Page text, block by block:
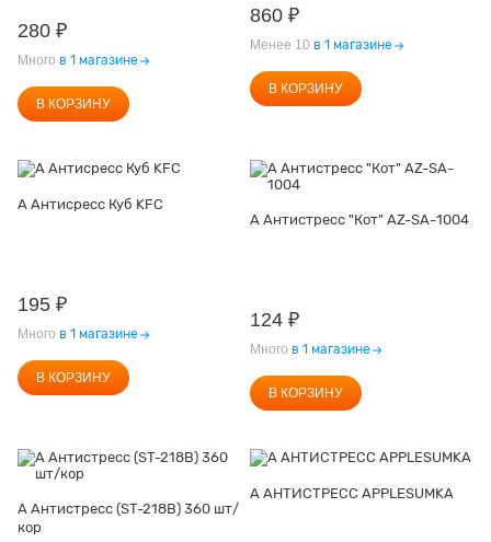
280 ₽
Много в 1 магазине
В КОРЗИНУ
860 ₽
Менее 10 в 1 магазине
В КОРЗИНУ
А Антисресс Куб KFC
195 ₽
Много в 1 магазине
В КОРЗИНУ
А Антистресс "Кот" AZ-SA-1004
124 ₽
Много в 1 магазине
В КОРЗИНУ
А Антистресс (ST-218B) 360 шт/
кор
А АНТИСТРЕСС APPLESUMKA